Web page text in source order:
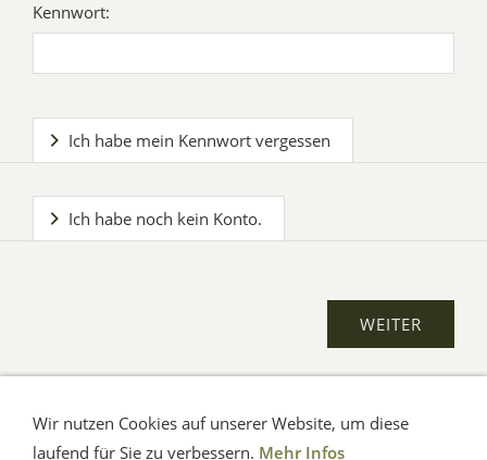
Kennwort:
Ich habe mein Kennwort vergessen
Ich habe noch kein Konto.
AGB Impressum
Verbraucherhinweise
Datenschutz
Hilfe
Wir nutzen Cookies auf unserer Website, um diese
laufend für Sie zu verbessern. Mehr Infos